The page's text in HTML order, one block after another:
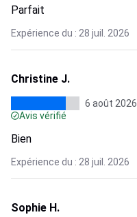
Parfait
Expérience du : 28 juil. 2026
Christine J.
6 août 2026
Avis vérifié
Bien
Expérience du : 28 juil. 2026
Sophie H.